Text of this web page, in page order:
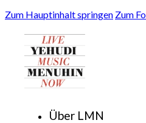
Zum Hauptinhalt springen Zum
Über LMN